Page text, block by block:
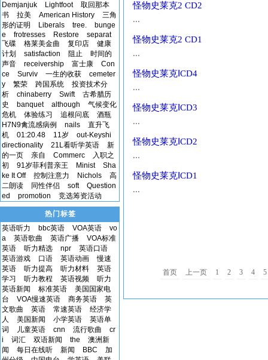
怪物史莱克2 CD2
...
怪物史莱克2 CD1
...
怪物史莱克ⅠCD4
...
怪物史莱克ⅠCD3
...
怪物史莱克ⅠCD2
...
怪物史莱克ⅠCD1
...
首页 上一页 1 2 3 4 5
Demjanjuk
Lightfoot
取回那本
书
拉美 American History
三角
形的证明
Liberals tree.
bunge
e
frotresses Restore
separat
飞碟
格莱美金曲 复印店
健康
计划
satisfaction 阻止
时间的
声音
receivership 富士康
Con
ce
Surviv 一生的收获
cemeter
y
繁荣 跨国系统
投资技术分
析
chinaberry Swift
古希腊历
史
banquet although
气候变化
危机
体验练习 追根问底
酒瓶
H7N9禽流感病例
nails
直升飞
机
01:20.48 11岁
out-Keyshi
directionality
21L看听学英语
新
的一页
亲自 Commerc
入职之
初
91岁菲利普亲王 Minist
Sha
ke It Off
控制注意力 Nichols
高
二朗读
同性伴侣 soft
Question
ed
promotion 竞选筹资活动
热门标签
英语听力
bbc英语 VOA英语
vo
a
英语歌曲 英语广播
VOA标准
英语
听力精选 npr
英语口语
英语游戏
口语 英语动画
慢速
英语
听力提高 听力材料
英语
学习
听力教程 英语视频
听力
英语新闻
标准英语
美国国家电
台
VOA慢速英语 商务英语
英
文歌曲
英语 常速英语
经济学
人
美国新闻 小学英语
英语单
词
儿童英语 cnn 流行歌曲
cr
i
词汇 双语新闻 the
澳洲新
闻
每日在线听 新闻 BBC
加